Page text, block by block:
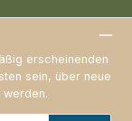
erscheinenden
sein, über neue